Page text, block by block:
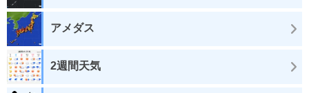
アメダス
2週間天気